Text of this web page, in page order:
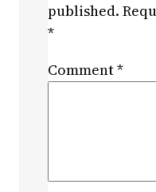
published.
*
Comment*